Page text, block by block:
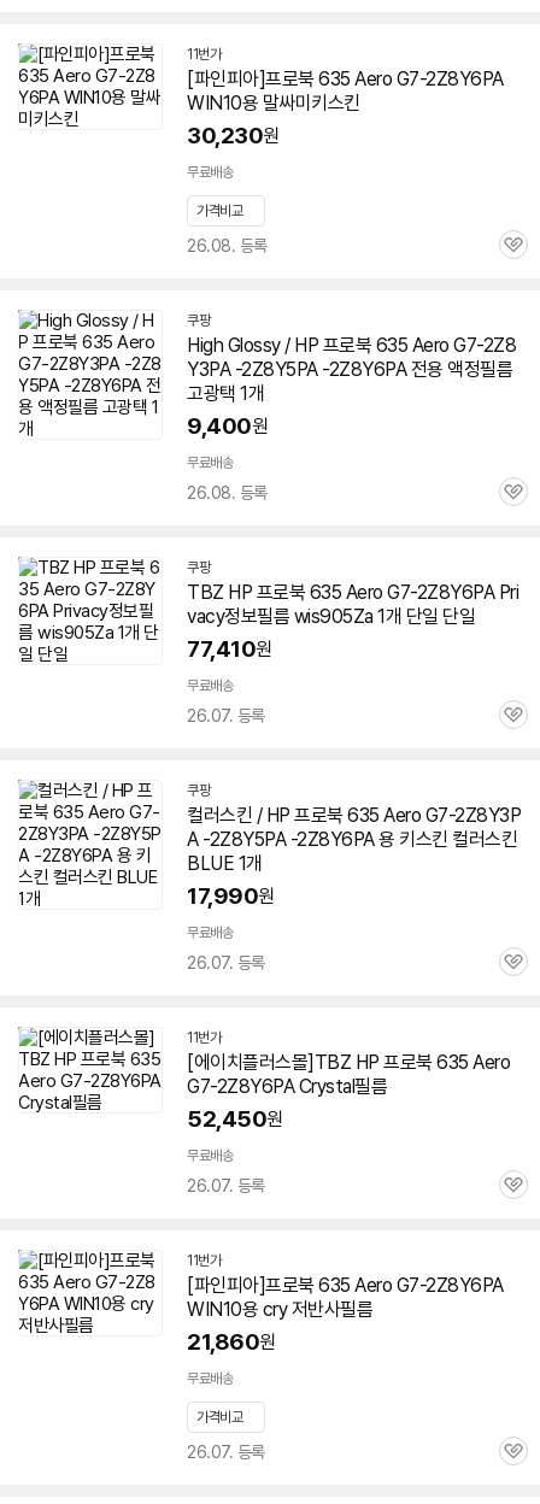
11번가
[파인피아]프로북 635 Aero G7-2Z8Y6PA
WIN10용 말싸미키스킨
30,230원
무료배송
가격비교
26.08. 등록
관
쿠팡
High Glossy / HP 프로북 635 Aero G7-2Z8
Y3PA -2Z8Y5PA -2Z8Y6PA 전용 액정필름
고광택 1개
9,400원
무료배송
26.08. 등록
관
쿠팡
TBZ HP 프로북 635 Aero G7-2Z8Y6PAPri
vacy정보필름 wis905Za 1개 단일 단일
77,410원
무료배송
26.07. 등록
관
쿠팡
컬러스킨 / HP 프로북 635 Aero G7-2Z8Y3P
A -2Z8Y5PA -2Z8Y6PA 용 키스킨 컬러스킨
BLUE 1개
17,990원
무료배송
26.07. 등록
관
11번가
[에이치플러스몰]TBZ HP 프로북 635 Aero
G7-2Z8Y6PACrystal필름
52,450원
무료배송
26.07. 등록
관
11번가
[파인피아]프로북 635 Aero G7-2Z8Y6PA
WIN10용 cry 저반사필름
21,860원
무료배송
가격비교
26.07. 등록
관